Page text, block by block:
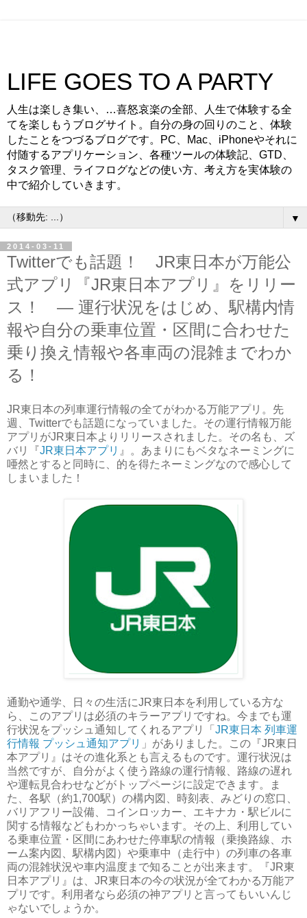
LIFE GOES TO A PARTY
人生は楽しき集い、…喜怒哀楽の全部、人生で体験する全
てを楽しもうブログサイト。自分の身の回りのこと、体験
したことをつづるブログです。PC、Mac、iPhoneやそれに
付随するアプリケーション、各種ツールの体験記、GTD、
タスク管理、ライフログなどの使い方、考え方を実体験の
中で紹介していきます。
▼
2014-03-11
Twitterでも話題！ JR東日本が万能公
式アプリ『JR東日本アプリ』をリリー
ス！ — 運行状況をはじめ、駅構内情
報や自分の乗車位置・区間に合わせた
乗り換え情報や各車両の混雑までわか
る！
JR東日本の列車運行情報の全てがわかる万能アプリ。先
週、Twitterでも話題になっていました。その運行情報万能
アプリがJR東日本よりリリースされました。その名も、ズ
バリ『JR東日本アプリ 』。あまりにもベタなネーミングに
唖然とすると同時に、的を得たネーミングなので感心して
しまいました！
通勤や通学、日々の生活にJR東日本を利用している方な
ら、このアプリは必須のキラーアプリですね。今までも運
行状況をプッシュ通知してくれるアプリ「 JR東日本 列車運
行情報 プッシュ通知アプリ 」がありました。この『JR東日
本アプリ』はその進化系とも言えるものです。運行状況は
当然ですが、自分がよく使う路線の運行情報、路線の遅れ
や運転見合わせなどがトップページに設定できます。ま
た、各駅（約1,700駅）の構内図、時刻表、みどりの窓口、
バリアフリー設備、コインロッカー、エキナカ・駅ビルに
関する情報などもわかっちゃいます。その上、利用してい
る乗車位置・区間にあわせた停車駅の情報（乗換路線、ホ
ーム案内図、駅構内図）や乗車中（走行中）の列車の各車
両の混雑状況や車内温度まで知ることが出来ます。『JR東
日本アプリ』は、JR東日本の今の状況が全てわかる万能ア
プリです。利用者なら必須の神アプリと言ってもいいんじ
ゃないでしょうか。